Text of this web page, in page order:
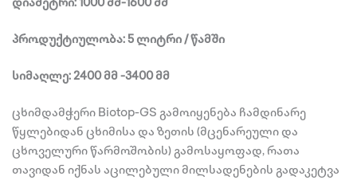
დიამეტრი: 1000 მმ-1600 მმ
პროდუქტიულობა: 5 ლიტრი / წამში
სიმაღლე: 2400 მმ -3400 მმ
ცხიმდამჭერი Biotop-GS გამოიყენება ჩამდინარე
წყლებიდან ცხიმისა და ზეთის (მცენარეული და
ცხოველური წარმოშობის) გამოსაყოფად, რათა
თავიდან იქნას აცილებული მილსადენების გადაკეტვა